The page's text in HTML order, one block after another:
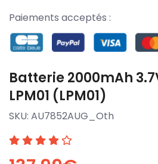
Paiements acceptés :
Batterie 2000mAh
LPM01 (LPM01)
SKU: AU7852AUG_Oth